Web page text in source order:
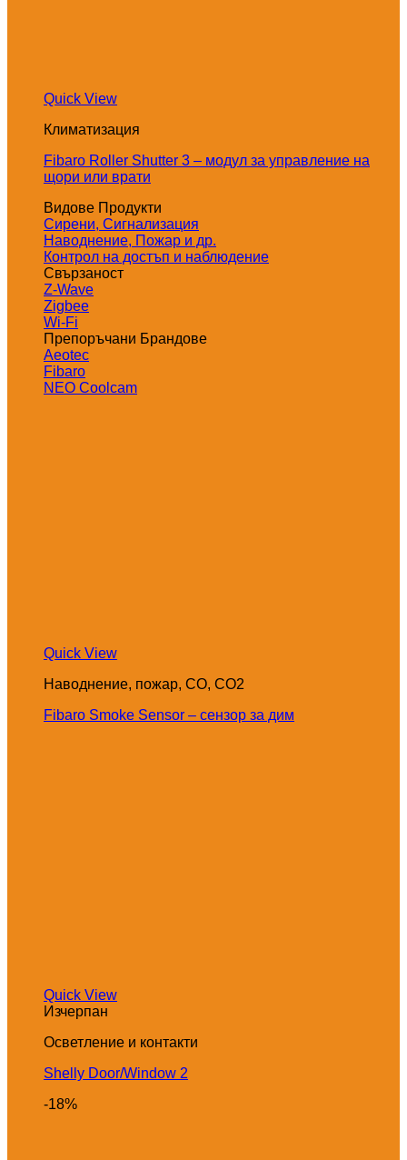
Quick View
Климатизация
Fibaro Roller Shutter 3 – модул за управление на
щори или врати
Видове Продукти
Сирени, Сигнализация
Наводнение, Пожар и др.
Контрол на достъп и наблюдение
Свързаност
Z-Wave
Zigbee
Wi-Fi
Препоръчани Брандове
Aeotec
Fibaro
NEO Coolcam
Quick View
Наводнение, пожар, CO, CO2
Fibaro Smoke Sensor – сензор за дим
Quick View
Изчерпан
Осветление и контакти
Shelly Door/Window 2
-18%